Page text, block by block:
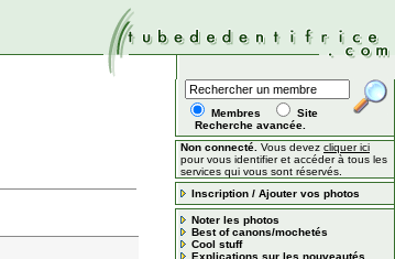
Membres
Site
Recherche avancée.
Non connecté. Vous devez cliquer ici
pour vous identifier et accéder à tous les
services qui vous sont réservés.
Inscription / Ajouter vos photos
Noter les photos
Best of canons/mochetés
Cool stuff
Explications sur les nouveautés